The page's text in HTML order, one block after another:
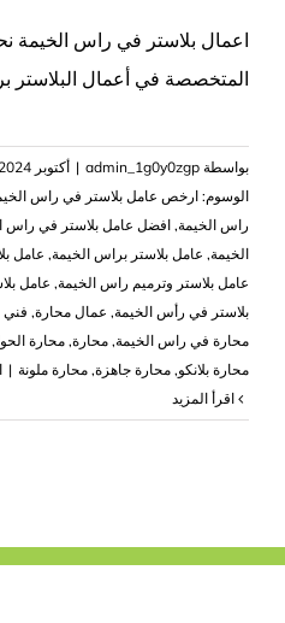
اعمال بلاستر في راس الخيمة
المتخصصة في أعمال البلاستر
بواسطة admin_1g0y0zgp
| أكتوبر 25th, 2024
الوسوم: ارخص عامل بلاستر في راس
راس الخيمة, افضل عامل بلاستر في راس
الخيمة, عامل بلاستر براس الخيمة, عامل
عامل بلاستر وترميم راس الخيمة, عامل
بلاستر في رأس الخيمة, عمال محارة, فني
محارة في راس الخيمة, محارة, محارة
محارة بلانكو, محارة جاهزة, محارة ملونة |